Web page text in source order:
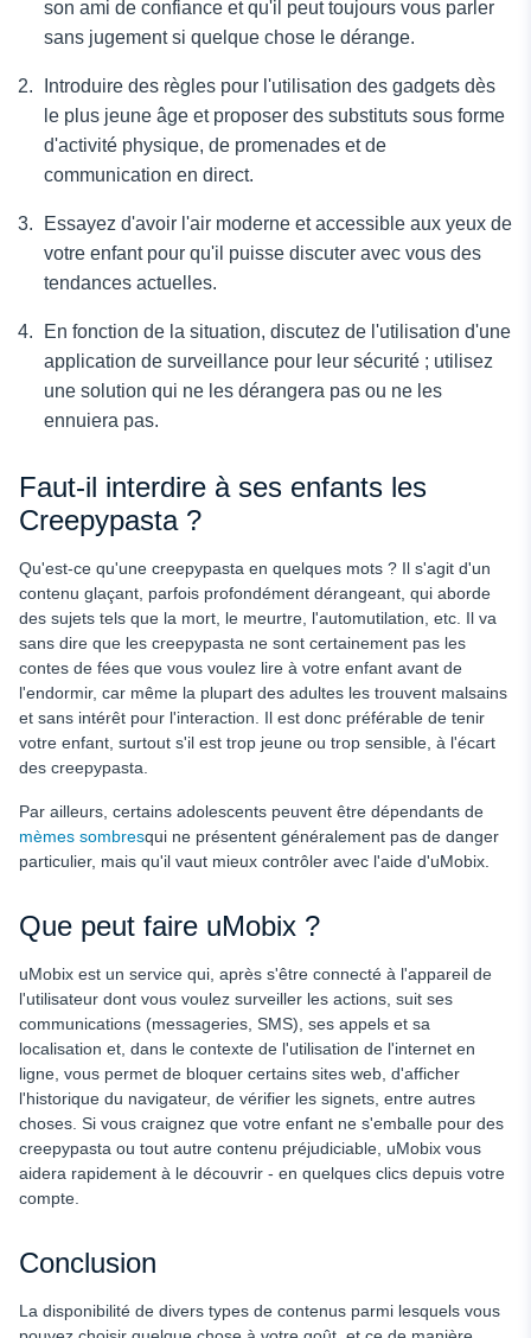
son ami de confiance et qu'il peut toujours vous parler
sans jugement si quelque chose le dérange.
Introduire des règles pour l'utilisation des gadgets dès
le plus jeune âge et proposer des substituts sous forme
d'activité physique, de promenades et de
communication en direct.
Essayez d'avoir l'air moderne et accessible aux yeux de
votre enfant pour qu'il puisse discuter avec vous des
tendances actuelles.
En fonction de la situation, discutez de l'utilisation d'une
application de surveillance pour leur sécurité ; utilisez
une solution qui ne les dérangera pas ou ne les
ennuiera pas.
Faut-il interdire à ses enfants les
Creepypasta ?
Qu'est-ce qu'une creepypasta en quelques mots ? Il s'agit d'un
contenu glaçant, parfois profondément dérangeant, qui aborde
des sujets tels que la mort, le meurtre, l'automutilation, etc. Il va
sans dire que les creepypasta ne sont certainement pas les
contes de fées que vous voulez lire à votre enfant avant de
l'endormir, car même la plupart des adultes les trouvent malsains
et sans intérêt pour l'interaction. Il est donc préférable de tenir
votre enfant, surtout s'il est trop jeune ou trop sensible, à l'écart
des creepypasta.
Par ailleurs, certains adolescents peuvent être dépendants de
mèmes sombresqui ne présentent généralement pas de danger
particulier, mais qu'il vaut mieux contrôler avec l'aide d'uMobix.
Que peut faire uMobix ?
uMobix est un service qui, après s'être connecté à l'appareil de
l'utilisateur dont vous voulez surveiller les actions, suit ses
communications (messageries, SMS), ses appels et sa
localisation et, dans le contexte de l'utilisation de l'internet en
ligne, vous permet de bloquer certains sites web, d'afficher
l'historique du navigateur, de vérifier les signets, entre autres
choses. Si vous craignez que votre enfant ne s'emballe pour des
creepypasta ou tout autre contenu préjudiciable, uMobix vous
aidera rapidement à le découvrir - en quelques clics depuis votre
compte.
Conclusion
La disponibilité de divers types de contenus parmi lesquels vous